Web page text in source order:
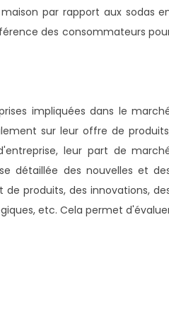
par rapport aux sodas
des consommateurs
impliquées dans le
sur leur offre de
leur part de
détaillée des nouvelles et
produits, des innovations,
etc. Cela permet